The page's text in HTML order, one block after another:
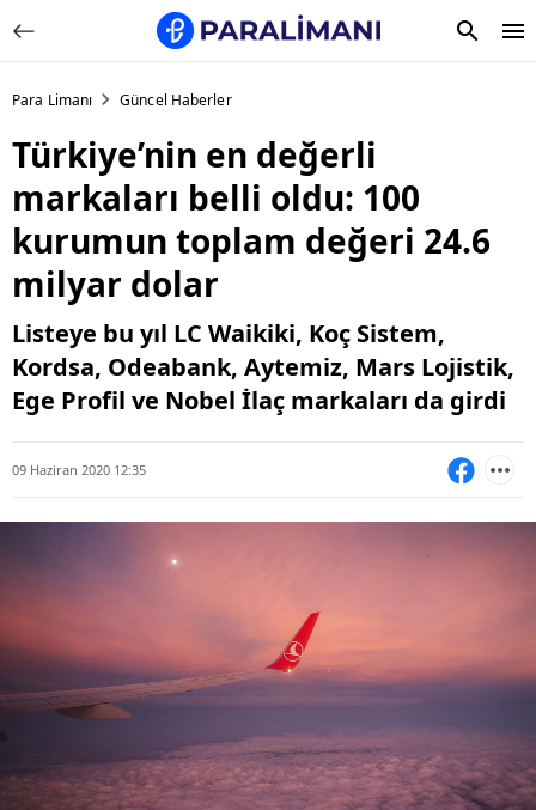
Para Limanı Güncel Haberler
Türkiye’nin en değerli
markaları belli oldu: 100
kurumun toplam değeri 24.6
milyar dolar
Listeye bu yıl LC Waikiki, Koç Sistem,
Kordsa, Odeabank, Aytemiz, Mars Lojistik,
Ege Profil ve Nobel İlaç markaları da girdi
09 Haziran 2020 12:35